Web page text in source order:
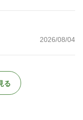
2026/08/04
る